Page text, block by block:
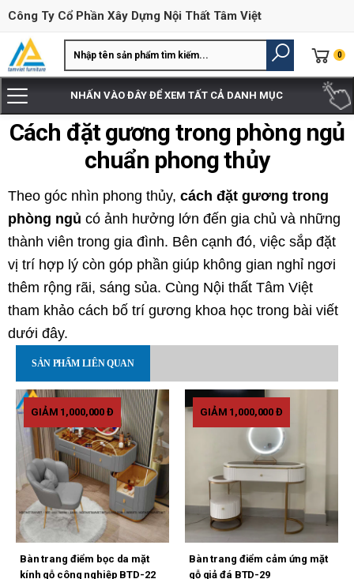
Công Ty Cổ Phần Xây Dựng Nội Thất Tâm Việt
0
NHẤN VÀO ĐÂY ĐỂ XEM TẤT CẢ DANH MỤC
Cách đặt gương trong phòng ngủ
chuẩn phong thủy
Theo góc nhìn phong thủy, cách đặt gương trong
phòng ngủ có ảnh hưởng lớn đến gia chủ và những
thành viên trong gia đình. Bên cạnh đó, việc sắp đặt
vị trí hợp lý còn góp phần giúp không gian nghỉ ngơi
thêm rộng rãi, sáng sủa. Cùng Nội thất Tâm Việt
tham khảo cách bố trí gương khoa học trong bài viết
dưới đây.
SẢN PHẨM LIÊN QUAN
GIẢM 1,000,000 Đ
Bàn trang điểm bọc da mặt
kính gỗ công nghiệp BTD-22
GIẢM 1,000,000 Đ
Bàn trang điểm cảm ứng mặt
gỗ giả đá BTD-29